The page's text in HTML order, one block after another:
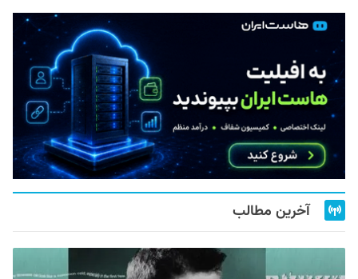
آخرین مطالب